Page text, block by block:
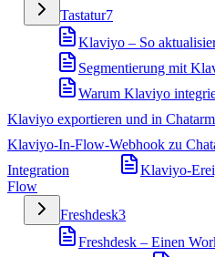
Tastatur7
Klaviyo – So
Segmentierung mit
Warum Klaviyo
Klaviyo exportieren und in
Klaviyo-In-Flow-Webhook zu
Integration
Klaviyo-
Flow
Freshdesk3
Freshdesk – Einen